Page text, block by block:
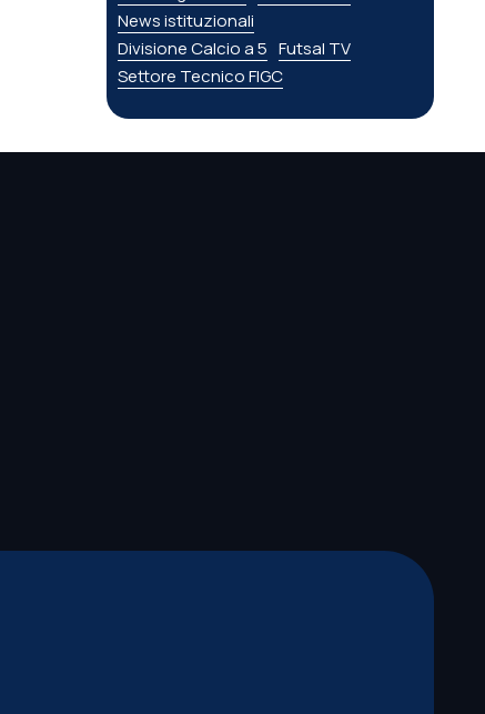
News istituzionali
Divisione Calcio a 5 Futsal TV
Settore Tecnico FIGC